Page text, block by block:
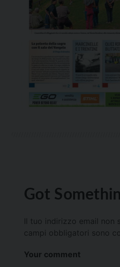
Got
Il tuo indirizzo email non
campi obbligatori sono
Your comment